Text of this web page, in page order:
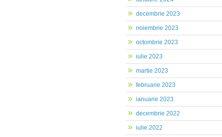
decembrie 2023
noiembrie 2023
octombrie 2023
iulie 2023
martie 2023
februarie 2023
ianuarie 2023
decembrie 2022
iulie 2022